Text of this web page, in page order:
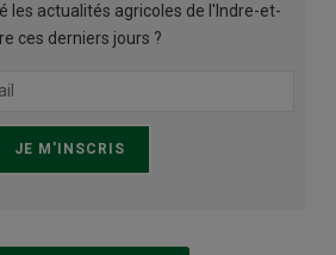
les actualités agricoles de l'Indre-et-
ces derniers jours ?